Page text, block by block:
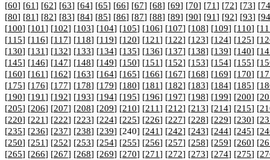
[60] [61] [62] [63] [64] [65] [66] [67] [68] [69] [70] [71] [72] [73] [74
[80] [81] [82] [83] [84] [85] [86] [87] [88] [89] [90] [91] [92] [93] [94
[100] [101] [102] [103] [104] [105] [106] [107] [108] [109] [110] [
[115] [116] [117] [118] [119] [120] [121] [122] [123] [124] [125] [
[130] [131] [132] [133] [134] [135] [136] [137] [138] [139] [140] [
[145] [146] [147] [148] [149] [150] [151] [152] [153] [154] [155] [
[160] [161] [162] [163] [164] [165] [166] [167] [168] [169] [170] [
[175] [176] [177] [178] [179] [180] [181] [182] [183] [184] [185] [
[190] [191] [192] [193] [194] [195] [196] [197] [198] [199] [200] [
[205] [206] [207] [208] [209] [210] [211] [212] [213] [214] [215] [
[220] [221] [222] [223] [224] [225] [226] [227] [228] [229] [230] [
[235] [236] [237] [238] [239] [240] [241] [242] [243] [244] [245] [
[250] [251] [252] [253] [254] [255] [256] [257] [258] [259] [260] [
[265] [266] [267] [268] [269] [270] [271] [272] [273] [274] [275] [